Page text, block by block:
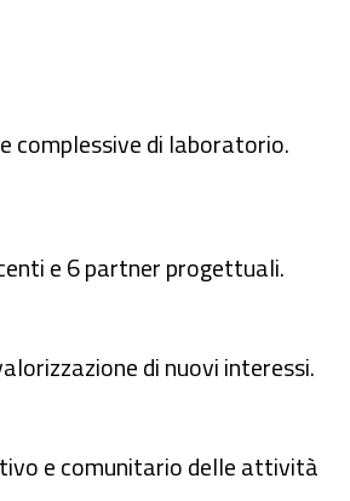
complessive di laboratorio.
e 6 partner progettuali.
di nuovi interessi.
e comunitario delle attività